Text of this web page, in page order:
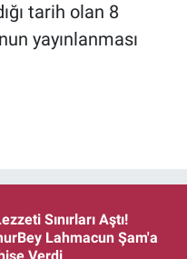
tarih olan 8
yayınlanması
Sınırları Aştı!
Lahmacun Şam'a
Verdi